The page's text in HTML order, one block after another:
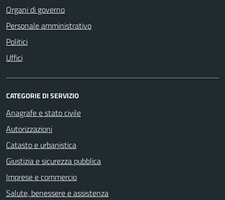
Organi di governo
Personale amministrativo
Politici
Uffici
CATEGORIE DI SERVIZIO
Anagrafe e stato civile
Autorizzazioni
Catasto e urbanistica
Giustizia e sicurezza pubblica
Imprese e commercio
Salute, benessere e assistenza